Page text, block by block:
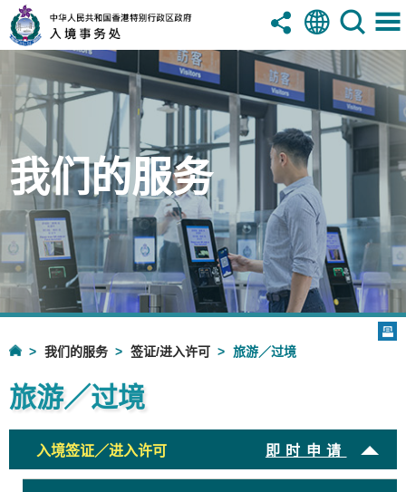
我们的服务
我们的服务 签证/进入许可 旅游／过境
旅游／过境
入境签证／进入许可 即时申请